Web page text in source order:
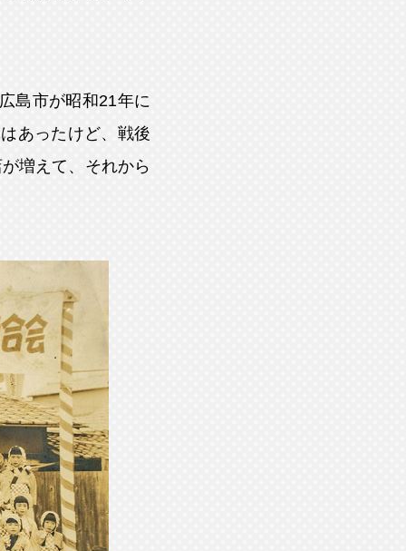
島市が昭和21年に
あったけど、戦後
増えて、それから